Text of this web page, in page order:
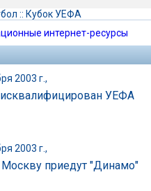
:: Кубок УЕФА
интернет-ресурсы
2003 г.,
УЕФА
2003 г.,
приедут "Динамо"